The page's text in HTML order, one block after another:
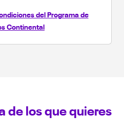
del Programa de
Continental
de los que quieres